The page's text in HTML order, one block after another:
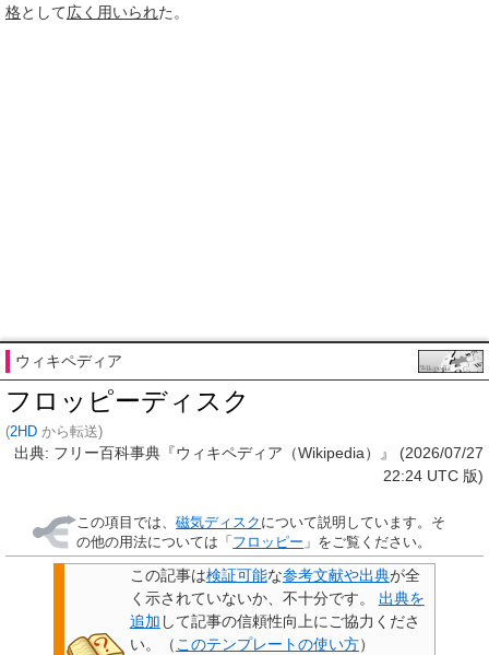
格として広く 用いられた。
ウィキペディア
フロッピーディスク
(2HD から転送)
出典: フリー百科事典『ウィキペディア（Wikipedia）』 (2026/07/27
22:24 UTC 版)
この項目では、磁気ディスク について説明しています。そ
の他の用法については「 フロッピー 」をご覧ください。
この記事は検証可能な参考文献や出典が全
く示されていないか、不十分です。
出典を
追加 して記事の信頼性向上にご協力くださ
い。
（ このテンプレートの使い方）